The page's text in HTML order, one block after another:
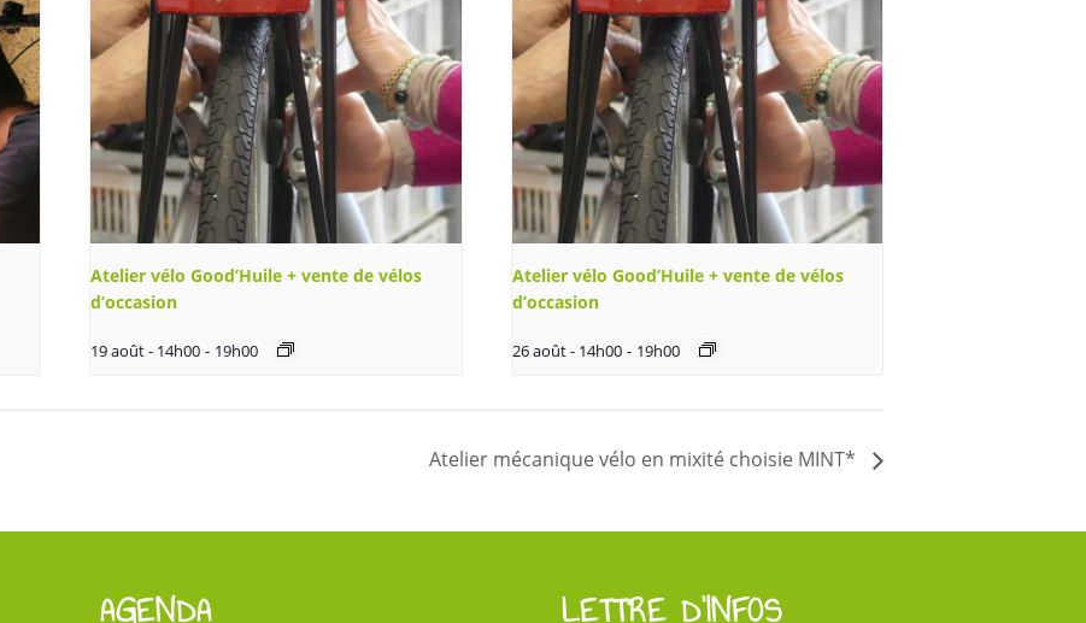
Atelier vélo Good’Huile + vente de vélos
d’occasion
19 août - 14h00 - 19h00
Atelier vélo Good’Huile + vente de vélos
d’occasion
26 août - 14h00 - 19h00
Atelier mécanique vélo en mixité choisie MINT*
AGENDA LETTRE D’INFOS